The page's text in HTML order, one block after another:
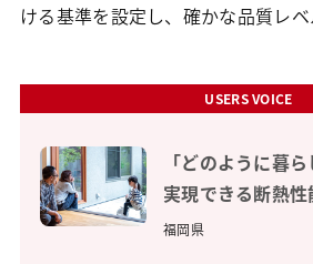
ける基準を設定し、確かな品質レベ
USERS VOICE
「どのように暮
実現できる断熱性
福岡県